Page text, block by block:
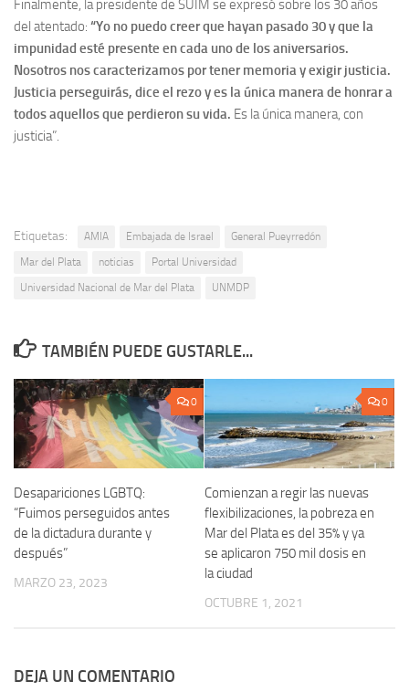
Finalmente, la presidente de SUIM se expresó sobre los 30 años
del atentado: “Yo no puedo creer que hayan pasado 30 y que la
impunidad esté presente en cada uno de los aniversarios.
Nosotros nos caracterizamos por tener memoria y exigir justicia.
Justicia perseguirás, dice el rezo y es la única manera de honrar a
todos aquellos que perdieron su vida. Es la única manera, con
justicia”.
Etiquetas: AMIA Embajada de Israel
General Pueyrredón
Mar del Plata
noticias
Portal Universidad
Universidad Nacional de Mar del Plata
UNMDP
TAMBIÉN PUEDE GUSTARLE...
0
Desapariciones LGBTQ:
“Fuimos perseguidos antes
de la dictadura durante y
después”
MARZO 23, 2023
0
Comienzan a regir las nuevas
flexibilizaciones, la pobreza en
Mar del Plata es del 35% y ya
se aplicaron 750 mil dosis en
la ciudad
OCTUBRE 1, 2021
DEJA UN COMENTARIO